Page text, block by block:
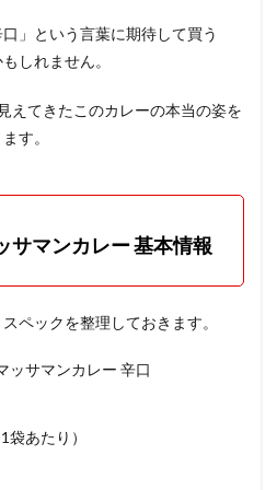
」という言葉に期待して買う
しれません。
えてきたこのカレーの本当の姿を
す。
サマンカレー 基本情報
ペックを整理しておきます。
ッサマンカレー 辛口
袋あたり）